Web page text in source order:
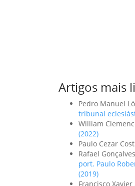
Artigos mais
Pedro Manuel
tribunal
William
(2022)
Paulo Cezar
Rafael
port. Paulo
(2019)
Francisco Xavier